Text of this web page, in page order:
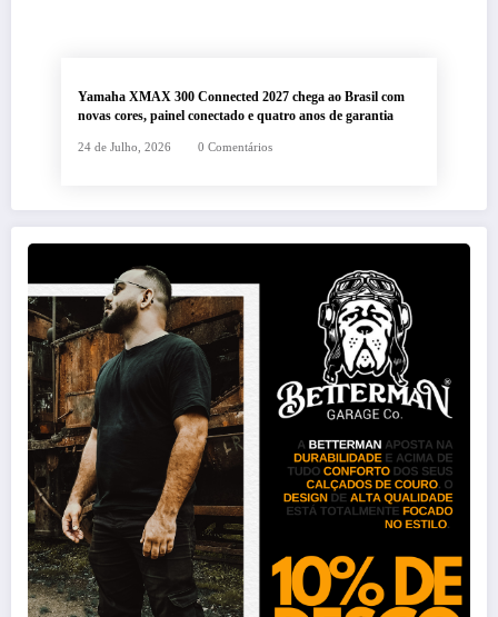
Yamaha XMAX 300 Connected 2027 chega ao Brasil com
novas cores, painel conectado e quatro anos de garantia
24 de Julho, 2026 0 Comentários